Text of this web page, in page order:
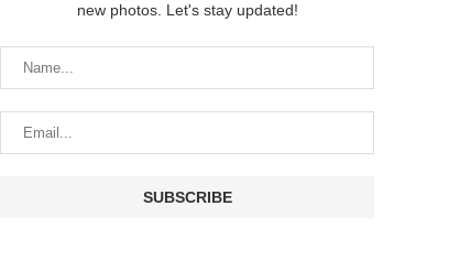
new photos. Let's stay updated!